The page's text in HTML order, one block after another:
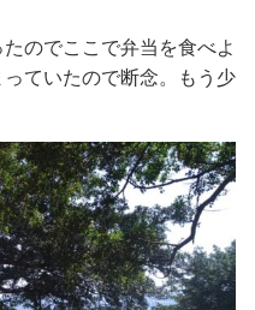
のでここで弁当を食べよ
ていたので断念。もう少